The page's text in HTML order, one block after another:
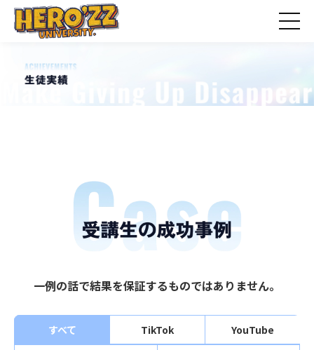
一例の話で結果を保証するものではありません。
すべて TikTok YouTube